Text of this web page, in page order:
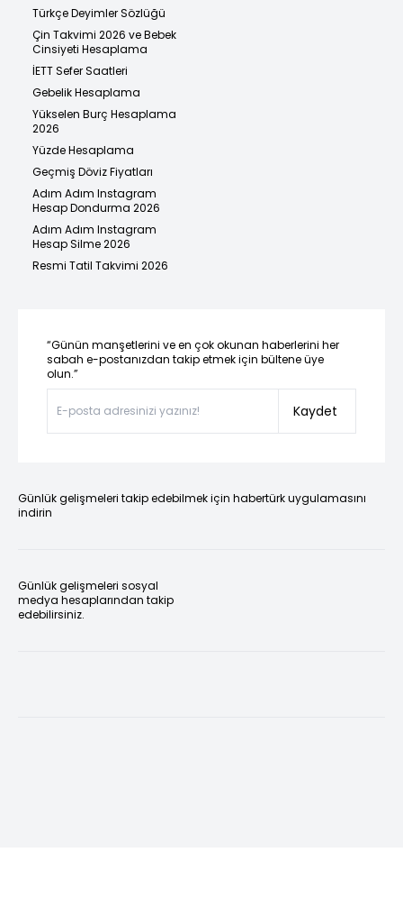
Türkçe Deyimler Sözlüğü
Çin Takvimi 2026 ve Bebek
Cinsiyeti Hesaplama
İETT Sefer Saatleri
Gebelik Hesaplama
Yükselen Burç Hesaplama
2026
Yüzde Hesaplama
Geçmiş Döviz Fiyatları
Adım Adım Instagram
Hesap Dondurma 2026
Adım Adım Instagram
Hesap Silme 2026
Resmi Tatil Takvimi 2026
“Günün manşetlerini ve en çok okunan haberlerini her
sabah e-postanızdan takip etmek için bültene üye
olun.”
Kaydet
Günlük gelişmeleri takip edebilmek için habertürk uygulamasını
indirin
Günlük gelişmeleri sosyal
medya hesaplarından takip
edebilirsiniz.